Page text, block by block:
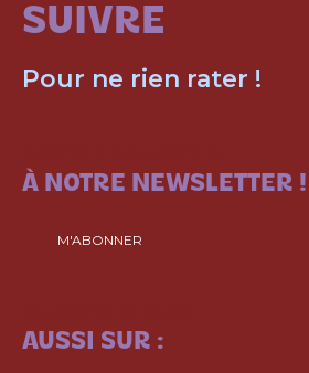
SUIVRE
Pour ne rien rater !
À NOTRE NEWSLETTER !
M'ABONNER
AUSSI SUR :